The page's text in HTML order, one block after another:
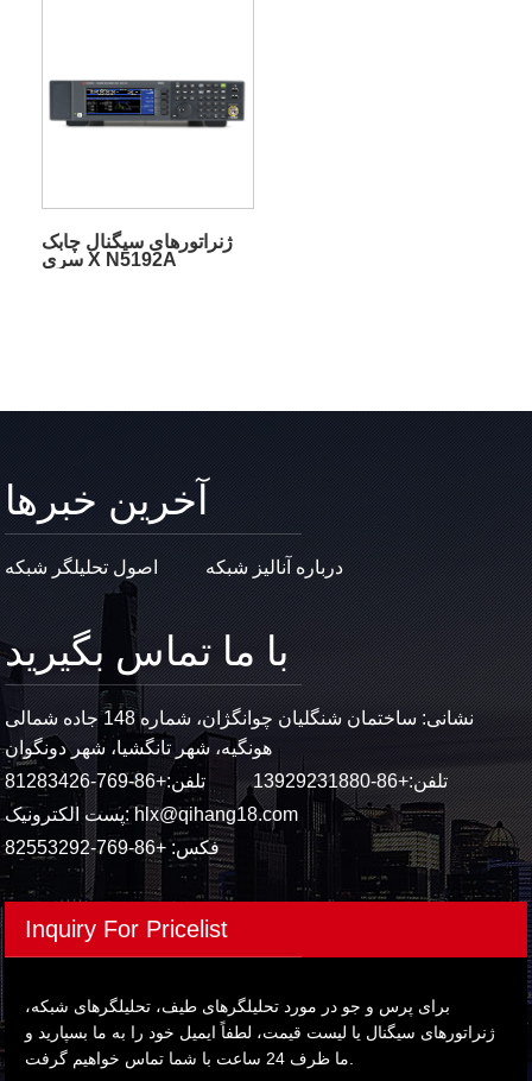
ژنراتورهای سیگنال چابک
سری X N5192A
آخرین خبرها
اصول تحلیلگر شبکه درباره آنالیز شبکه
با ما تماس بگیرید
نشانی: ساختمان شنگلیان چوانگژان، شماره 148 جاده شمالی
هونگیه، شهر تانگشیا، شهر دونگوان
تلفن:+86-769-81283426 تلفن:+86-13929231880
پست الکترونیک:hlx@qihang18.com
فکس: +86-769-82553292
Inquiry For Pricelist
برای پرس و جو در مورد تحلیلگرهای طیف، تحلیلگرهای شبکه،
ژنراتورهای سیگنال یا لیست قیمت، لطفاً ایمیل خود را به ما بسپارید و